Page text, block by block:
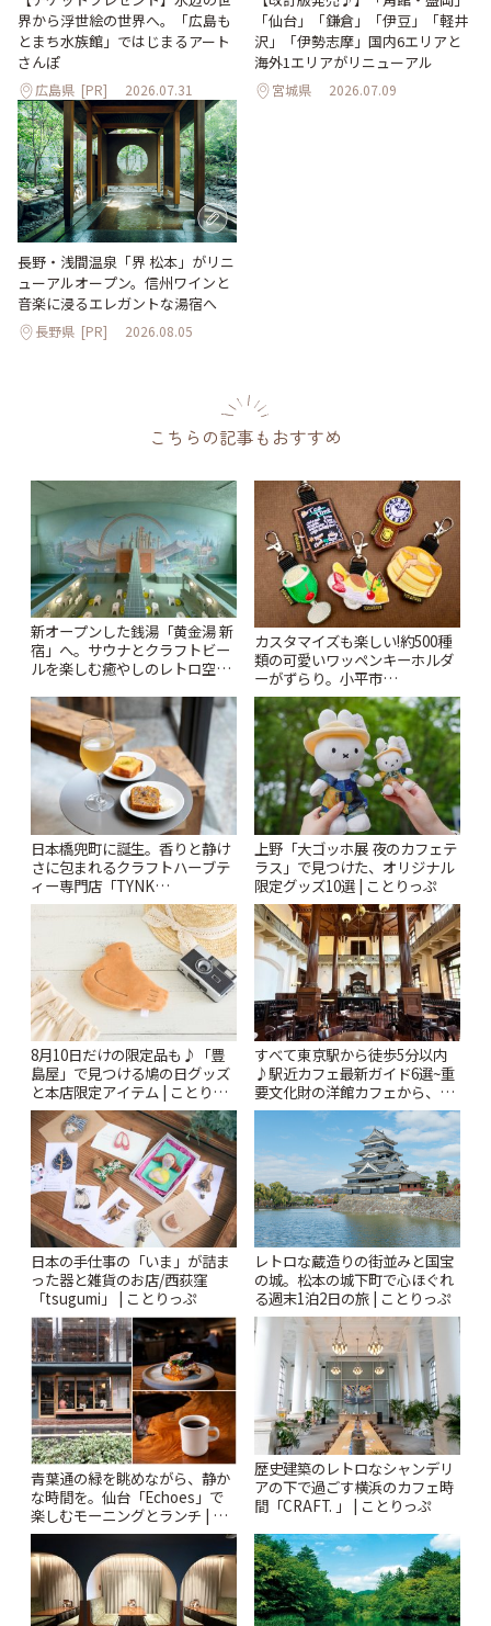
界から浮世絵の世界へ。「広島も
とまち水族館」ではじまるアート
さんぽ
広島県 [PR] 2026.07.31
「仙台」「鎌倉」「伊豆」「軽井
沢」「伊勢志摩」国内6エリアと
海外1エリアがリニューアル
宮城県 2026.07.09
長野・浅間温泉「界 松本」がリニ
ューアルオープン。信州ワインと
音楽に浸るエレガントな湯宿へ
長野県 [PR] 2026.08.05
こちらの記事もおすすめ
新オープンした銭湯「黄金湯 新
宿」へ。サウナとクラフトビー
ルを楽しむ癒やしのレトロ空間
カスタマイズも楽しい!約500種
類の可愛いワッペンキーホルダ
ーがずらり。小平市
「Kimamaya T&K」 | ことりっ
ぷ
日本橋兜町に誕生。香りと静け
さに包まれるクラフトハーブテ
ィー専門店「TYNK
Kabutocho」 | ことりっぷ
上野「大ゴッホ展 夜のカフェテ
ラス」で見つけた、オリジナル
限定グッズ10選 | ことりっぷ
8月10日だけの限定品も♪「豊
島屋」で見つける鳩の日グッズ
と本店限定アイテム | ことりっ
ぷ
すべて東京駅から徒歩5分以内
♪駅近カフェ最新ガイド6選~重
要文化財の洋館カフェから、改
札すぐのレトロ喫茶まで~ | こと
日本の手仕事の「いま」が詰ま
った器と雑貨のお店/西荻窪
「tsugumi」 | ことりっぷ
レトロな蔵造りの街並みと国宝
の城。松本の城下町で心ほぐれ
る週末1泊2日の旅 | ことりっぷ
青葉通の緑を眺めながら、静か
な時間を。仙台「Echoes」で
楽しむモーニングとランチ | こ
とりっぷ
歴史建築のレトロなシャンデリ
アの下で過ごす横浜のカフェ時
間「CRAFT. 」 | ことりっぷ